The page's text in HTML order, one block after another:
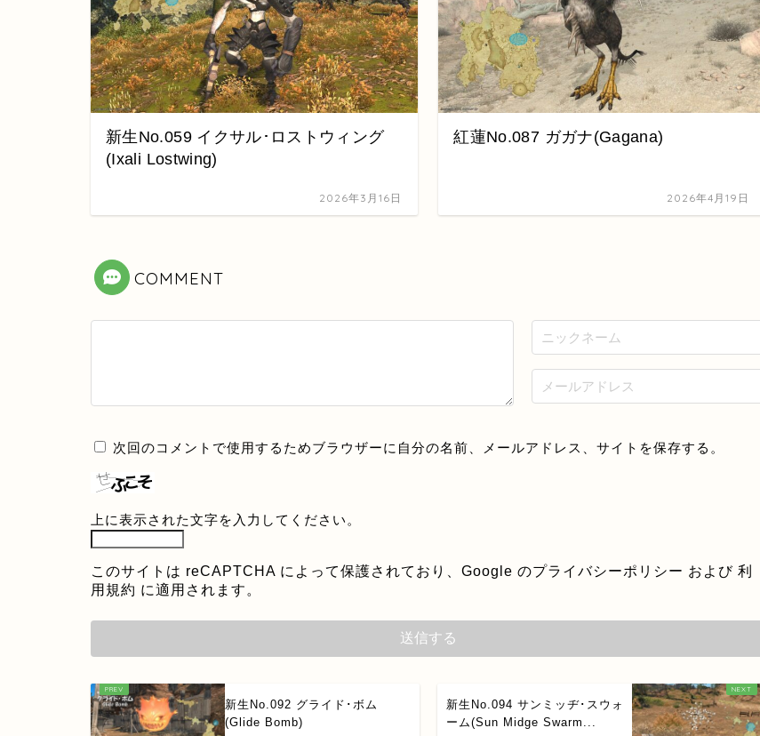
新生No.059 イクサル･ロストウィング
(Ixali Lostwing)
2026年3月16日
紅蓮No.087 ガガナ(Gagana)
2026年4月19日
COMMENT
次回のコメントで使用するためブラウザーに自分の名前、メールアドレス、サイトを保存する。
上に表示された文字を入力してください。
このサイトは reCAPTCHA によって保護されており、Google のプライバシーポリシー および 利
用規約 に適用されます。
新生No.092 グライド･ボム
(Glide Bomb)
新生No.094 サンミッヂ･スウォ
ーム(Sun Midge Swarm...